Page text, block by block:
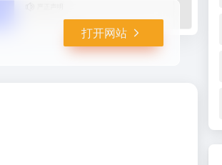
打开网站